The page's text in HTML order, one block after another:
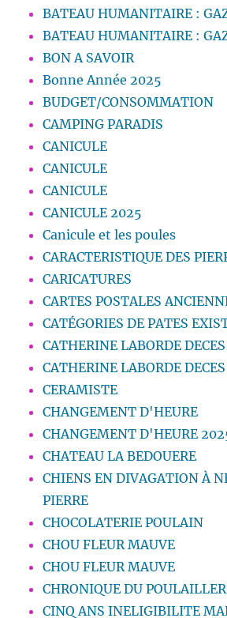
BATEAU HUMANITAIRE :
BATEAU HUMANITAIRE :
BON A SAVOIR
Bonne Année 2025
BUDGET/CONSOMMATION
CAMPING PARADIS
CANICULE
CANICULE
CANICULE
CANICULE 2025
Canicule et les poules
CARACTERISTIQUE DES
CARICATURES
CARTES POSTALES
CATÉGORIES DE PATES
CATHERINE LABORDE DECES
CATHERINE LABORDE DECES
CERAMISTE
CHANGEMENT D'HEURE
CHANGEMENT D'HEURE
CHATEAU LA BEDOUERE
CHIENS EN DIVAGATION À
PIERRE
CHOCOLATERIE POULAIN
CHOU FLEUR MAUVE
CHOU FLEUR MAUVE
CHRONIQUE DU POULAILLER
CINQ ANS INELIGIBILITE